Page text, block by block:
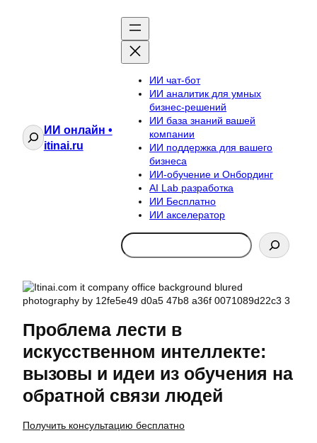
ПоискИИ онлайн •
itinai.ru
ИИ чат-бот
ИИ аналитик для умных
бизнес-решений
ИИ база знаний вашей
компании
ИИ поддержка для вашего
бизнеса
ИИ-обучение и Онбординг
AI Lab разработка
ИИ Бесплатно
ИИ акселератор
Search
Проблема лести в
искусственном интеллекте:
вызовы и идеи из обучения на
обратной связи людей
Получить консультацию бесплатно